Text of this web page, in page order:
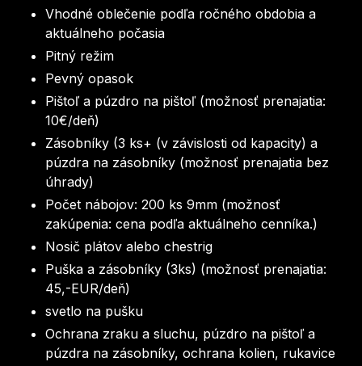
Vhodné oblečenie podľa ročného obdobia a
aktuálneho počasia
Pitný režim
Pevný opasok
Pištoľ a púzdro na pištoľ (možnosť prenajatia:
10€/deň)
Zásobníky (3 ks+ (v závislosti od kapacity) a
púzdra na zásobníky (možnosť prenajatia bez
úhrady)
Počet nábojov: 200 ks 9mm (možnosť
zakúpenia: cena podľa aktuálneho cenníka.)
Nosič plátov alebo chestrig
Puška a zásobníky (3ks) (možnosť prenajatia:
45,-EUR/deň)
svetlo na pušku
Ochrana zraku a sluchu, púzdro na pištoľ a
púzdra na zásobníky, ochrana kolien, rukavice